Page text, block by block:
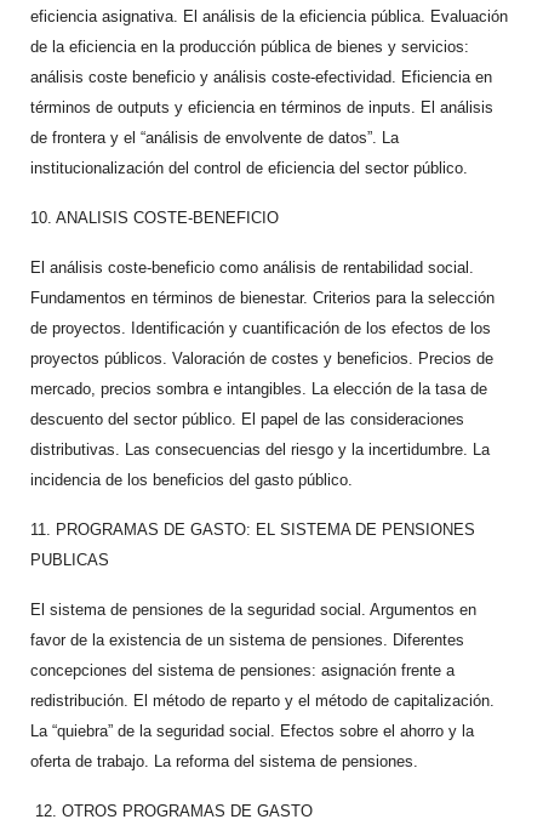
eficiencia asignativa. El análisis de la eficiencia pública. Evaluación
de la eficiencia en la producción pública de bienes y servicios:
análisis coste beneficio y análisis coste-efectividad. Eficiencia en
términos de outputs y eficiencia en términos de inputs. El análisis
de frontera y el “análisis de envolvente de datos”. La
institucionalización del control de eficiencia del sector público.
10. ANALISIS COSTE-BENEFICIO
El análisis coste-beneficio como análisis de rentabilidad social.
Fundamentos en términos de bienestar. Criterios para la selección
de proyectos. Identificación y cuantificación de los efectos de los
proyectos públicos. Valoración de costes y beneficios. Precios de
mercado, precios sombra e intangibles. La elección de la tasa de
descuento del sector público. El papel de las consideraciones
distributivas. Las consecuencias del riesgo y la incertidumbre. La
incidencia de los beneficios del gasto público.
11. PROGRAMAS DE GASTO: EL SISTEMA DE PENSIONES
PUBLICAS
El sistema de pensiones de la seguridad social. Argumentos en
favor de la existencia de un sistema de pensiones. Diferentes
concepciones del sistema de pensiones: asignación frente a
redistribución. El método de reparto y el método de capitalización.
La “quiebra” de la seguridad social. Efectos sobre el ahorro y la
oferta de trabajo. La reforma del sistema de pensiones.
12. OTROS PROGRAMAS DE GASTO